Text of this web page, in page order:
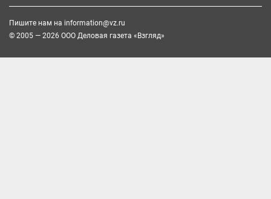
Пишите нам на information@vz.ru
© 2005 — 2026 ООО Деловая газета «Взгляд»